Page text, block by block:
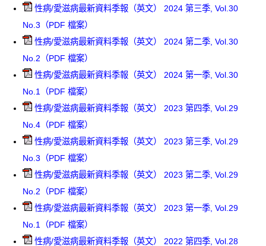
性病/愛滋病最新資料季報（英文） 2024 第三季, Vol.30
No.3（PDF 檔案）
性病/愛滋病最新資料季報（英文） 2024 第二季, Vol.30
No.2（PDF 檔案）
性病/愛滋病最新資料季報（英文） 2024 第一季, Vol.30
No.1（PDF 檔案）
性病/愛滋病最新資料季報（英文） 2023 第四季, Vol.29
No.4（PDF 檔案）
性病/愛滋病最新資料季報（英文） 2023 第三季, Vol.29
No.3（PDF 檔案）
性病/愛滋病最新資料季報（英文） 2023 第二季, Vol.29
No.2（PDF 檔案）
性病/愛滋病最新資料季報（英文） 2023 第一季, Vol.29
No.1（PDF 檔案）
性病/愛滋病最新資料季報（英文） 2022 第四季, Vol.28